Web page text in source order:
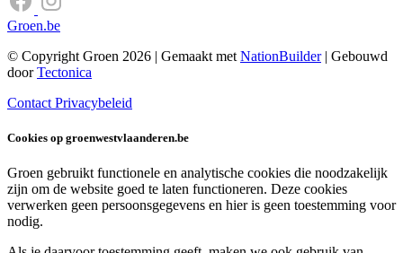
Groen.be
© Copyright Groen 2026 | Gemaakt met NationBuilder| Gebouwd
doorTectonica
Contact Privacybeleid
Cookies op groenwestvlaanderen.be
Groen gebruikt functionele en analytische cookies die noodzakelijk
zijn om de website goed te laten functioneren. Deze cookies
verwerken geen persoonsgegevens en hier is geen toestemming voor
nodig.